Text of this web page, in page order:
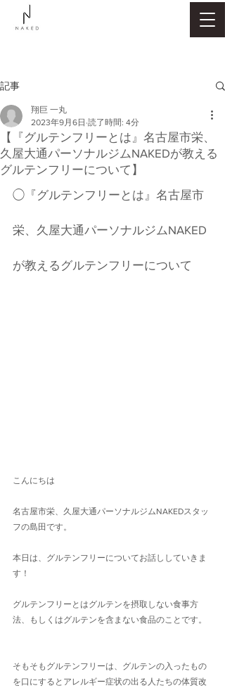
記事
【『グルテンフリーとは』名古屋市栄、
久屋大通パーソナルジムNAKEDが教える
グルテンフリーについて】
翔巨 一丸
2023年9月6日 読了時間: 4分
◯『グルテンフリーとは』名古屋市
栄、久屋大通パーソナルジムNAKED
が教えるグルテンフリーについて
こんにちは
名古屋市栄、久屋大通パーソナルジムNAKEDスタッ
フの島田です。
本日は、グルテンフリーについてお話ししていきま
す！
グルテンフリーとはグルテンを摂取しない食事方
法、もしくはグルテンを含まない食品のことです。
そもそもグルテンフリーは、グルテンの入ったもの
を口にするとアレルギー症状の出る人たちの体質改